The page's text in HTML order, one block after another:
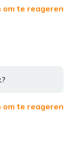
om te reageren
om te reageren